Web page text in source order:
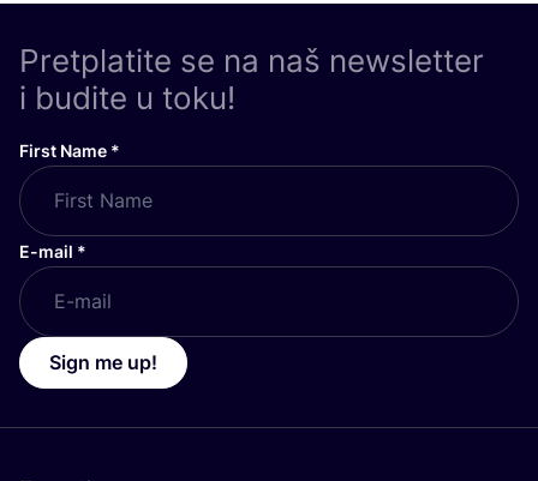
Pretplatite se na naš newsletter
i budite u toku!
First Name *
E-mail *
Sign me up!